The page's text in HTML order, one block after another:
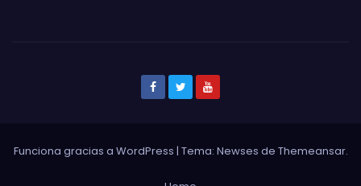
Funciona gracias a WordPress | Tema: Newses de Themeansar.